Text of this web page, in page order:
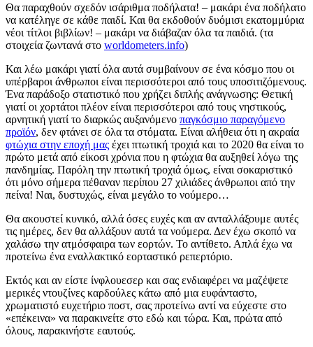
Θα παραχθούν σχεδόν ισάριθμα ποδήλατα! – μακάρι ένα ποδήλατο
να κατέληγε σε κάθε παιδί. Και θα εκδοθούν δυόμισι εκατομμύρια
νέοι τίτλοι βιβλίων! – μακάρι να διάβαζαν όλα τα παιδιά. (τα
στοιχεία ζωντανά στο worldometers.info)
Και λέω μακάρι γιατί όλα αυτά συμβαίνουν σε ένα κόσμο που οι
υπέρβαροι άνθρωποι είναι περισσότεροι από τους υποσιτιζόμενους.
Ένα παράδοξο στατιστικό που χρήζει διπλής ανάγνωσης: Θετική
γιατί οι χορτάτοι πλέον είναι περισσότεροι από τους νηστικούς,
αρνητική γιατί το διαρκώς αυξανόμενο παγκόσμιο παραγόμενο
προϊόν, δεν φτάνει σε όλα τα στόματα. Είναι αλήθεια ότι η ακραία
φτώχια στην εποχή μας έχει πτωτική τροχιά και το 2020 θα είναι το
πρώτο μετά από είκοσι χρόνια που η φτώχια θα αυξηθεί λόγω της
πανδημίας. Παρόλη την πτωτική τροχιά όμως, είναι σοκαριστικό
ότι μόνο σήμερα πέθαναν περίπου 27 χιλιάδες άνθρωποι από την
πείνα! Ναι, δυστυχώς, είναι μεγάλο το νούμερο…
Θα ακουστεί κυνικό, αλλά όσες ευχές και αν ανταλλάξουμε αυτές
τις ημέρες, δεν θα αλλάξουν αυτά τα νούμερα. Δεν έχω σκοπό να
χαλάσω την ατμόσφαιρα των εορτών. Το αντίθετο. Απλά έχω να
προτείνω ένα εναλλακτικό εορταστικό ρεπερτόριο.
Εκτός και αν είστε ίνφλουεσερ και σας ενδιαφέρει να μαζέψετε
μερικές ντουζίνες καρδούλες κάτω από μια ευφάνταστο,
χρωματιστό ευχετήριο ποστ, σας προτείνω αντί να εύχεστε στο
«επέκεινα» να παρακινείτε στο εδώ και τώρα. Και, πρώτα από
όλους, παρακινήστε εαυτούς.